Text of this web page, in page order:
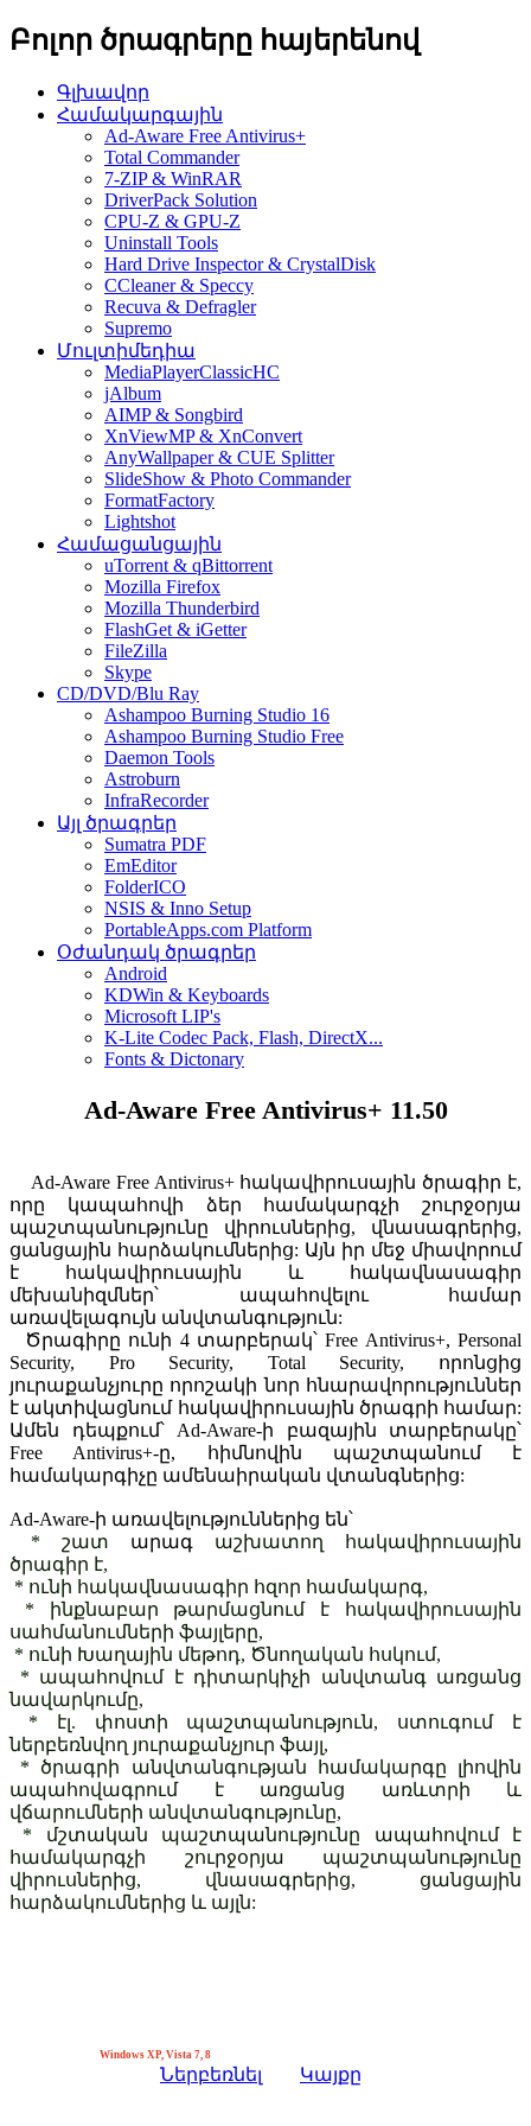
Բոլոր ծրագրերը հայերենով
Գլխավոր
Համակարգային
Ad-Aware Free Antivirus+
Total Commander
7-ZIP & WinRAR
DriverPack Solution
CPU-Z & GPU-Z
Uninstall Tools
Hard Drive Inspector & CrystalDisk
CCleaner & Speccy
Recuva & Defragler
Supremo
Մուլտիմեդիա
MediaPlayerClassicHC
jAlbum
AIMP & Songbird
XnViewMP & XnConvert
AnyWallpaper & CUE Splitter
SlideShow & Photo Commander
FormatFactory
Lightshot
Համացանցային
uTorrent & qBittorrent
Mozilla Firefox
Mozilla Thunderbird
FlashGet & iGetter
FileZilla
Skype
CD/DVD/Blu Ray
Ashampoo Burning Studio 16
Ashampoo Burning Studio Free
Daemon Tools
Astroburn
InfraRecorder
Այլ ծրագրեր
Sumatra PDF
EmEditor
FolderICO
NSIS & Inno Setup
PortableApps.com Platform
Օժանդակ ծրագրեր
Android
KDWin & Keyboards
Microsoft LIP's
K-Lite Codec Pack, Flash, DirectX...
Fonts & Dictonary
Ad-Aware Free Antivirus+ 11.50
Ad-Aware Free Antivirus+ հակավիրուսային ծրագիր է,
որը կապահովի ձեր համակարգչի շուրջօրյա
պաշտպանությունը վիրուսներից, վնասագրերից,
ցանցային հարձակումներից: Այն իր մեջ միավորում
է հակավիրուսային և հակավնասագիր
մեխանիզմներ՝ ապահովելու համար
առավելագույն անվտանգություն:
Ծրագիրը ունի 4 տարբերակ՝ Free Antivirus+, Personal
Security, Pro Security, Total Security, որոնցից
յուրաքանչյուրը որոշակի նոր հնարավորություններ
է ակտիվացնում հակավիրուսային ծրագրի համար:
Ամեն դեպքում՝ Ad-Aware-ի բազային տարբերակը՝
Free Antivirus+-ը, հիմնովին պաշտպանում է
համակարգիչը ամենաիրական վտանգներից:
Ad-Aware-ի առավելություններից են՝
* շատ արագ աշխատող հակավիրուսային
ծրագիր է,
* ունի հակավնասագիր հզոր համակարգ,
*
ինքնաբար թարմացնում է հակավիրուսային
սահմանումների ֆայլերը,
* ունի Խաղային մեթոդ, Ծնողական հսկում,
* ապահովում է դիտարկիչի անվտանգ առցանց
նավարկումը,
*
էլ. փոստի պաշտպանություն, ստուգում է
ներբեռնվող յուրաքանչյուր ֆայլ,
* ծրագրի անվտանգության համակարգը լիովին
ապահովագրում է առցանց առևտրի և
վճարումների անվտանգությունը,
* մշտական պաշտպանությունը ապահովում է
համակարգչի շուրջօրյա պաշտպանությունը
վիրուսներից, վնասագրերից, ցանցային
հարձակումներից և այլն:
Windows XP, Vista 7, 8
Ներբեռնել Կայքը